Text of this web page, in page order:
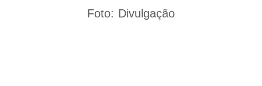
Foto: Divulgação